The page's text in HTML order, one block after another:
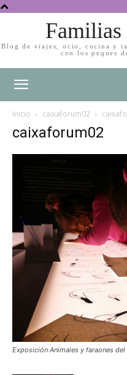
Blog de viajes, ocio, cocina y
con los peques
Inicio caixaforum02
caixaforum02
Exposición Animales y faraones